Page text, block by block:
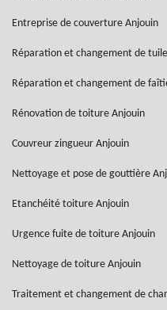
Entreprise de couverture Anjouin
Réparation et changement de
Réparation et changement de
Rénovation de toiture Anjouin
Couvreur zingueur Anjouin
Nettoyage et pose de gouttière
Etanchéité toiture Anjouin
Urgence fuite de toiture Anjouin
Nettoyage de toiture Anjouin
Traitement et changement de